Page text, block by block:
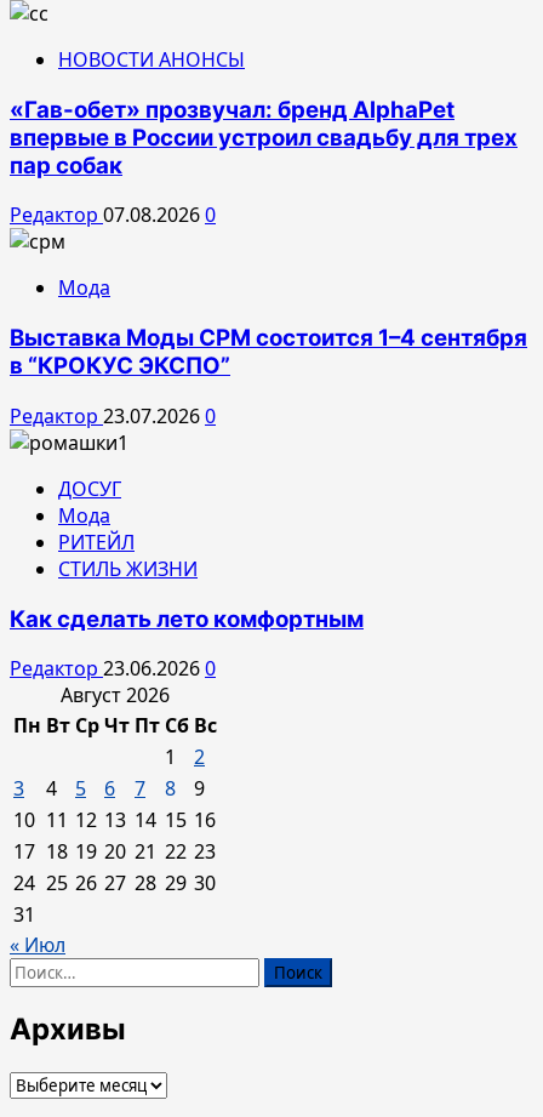
НОВОСТИ АНОНСЫ
«Гав-обет» прозвучал: бренд AlphaPet
впервые в России устроил свадьбу для трех
пар собак
Редактор 07.08.20260
Мода
Выставка Моды CPM состоится 1–4 сентября
в “КРОКУС ЭКСПО”
Редактор 23.07.20260
ДОСУГ
Мода
РИТЕЙЛ
СТИЛЬ ЖИЗНИ
Как сделать лето комфортным
Редактор 23.06.20260
Август 2026
Пн Вт СрЧт Пт Сб Вс
1
2
3
4 5 6 7 8
9
10 11 12 13 14 15 16
17 18 19 20 21 22 23
24 25 26 27 28 29 30
31
« Июл
Найти:
Архивы
Архивы